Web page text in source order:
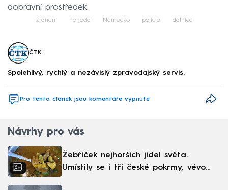
dopravní prostředek.
zranění nehoda Německo policie dálnice
ČTK
Spolehlivý, rychlý a nezávislý zpravodajský servis.
Pro tento článek jsou komentáře vypnuté
Návrhy pro vás
Žebříček nejhorších jídel světa.
Umístily se i tři české pokrmy, vévodí